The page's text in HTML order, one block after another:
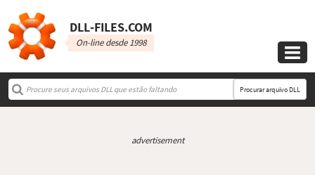
DLL‑FILES.COM
On-line desde 1998

Procurar arquivo DLL
advertisement